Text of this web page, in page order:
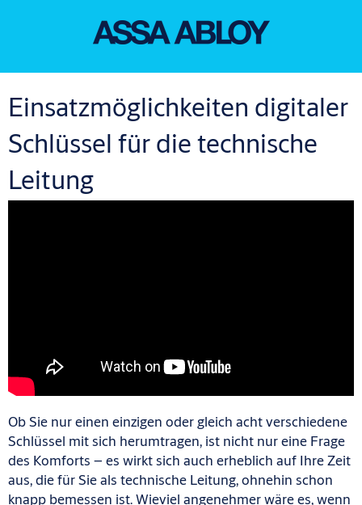
Einsatzmöglichkeiten digitaler
Schlüssel für die technische
Leitung
Ob Sie nur einen einzigen oder gleich acht verschiedene
Schlüssel mit sich herumtragen, ist nicht nur eine Frage
des Komforts – es wirkt sich auch erheblich auf Ihre Zeit
aus, die für Sie als technische Leitung, ohnehin schon
knapp bemessen ist. Wieviel angenehmer wäre es, wenn